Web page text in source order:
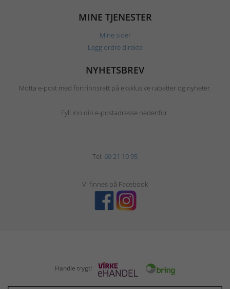
MINE TJENESTER
Mine sider
Legg ordre direkte
NYHETSBREV
Motta e-post med fortrinnsrett på eksklusive rabatter og nyheter.
Fyll inn din e-postadresse nedenfor.
Tel: 69 21 10 95
Vi finnes på Facebook
Handle trygt!